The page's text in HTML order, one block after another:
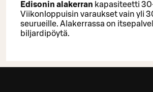
Edisonin a lakerran kapasiteetti
Viikonloppuisin varaukset vain yli
seurueille. Alakerrassa on
biljardipöytä.